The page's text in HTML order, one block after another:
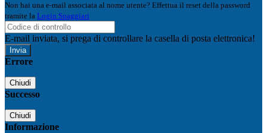
Non hai una e-mail associata al nome utente? Effettua il reset della password
tramite la Login Spaggiari
E-mail inviata, si prega di controllare la casella di posta elettronica!
Errore
Chiudi
Successo
Chiudi
Informazione